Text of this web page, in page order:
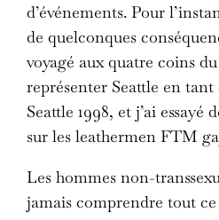
d’événements. Pour
de quelconques
voyagé aux quatre coins
représenter Seattle en
Seattle 1998, et j’ai essayé
sur les leathermen FTM
Les hommes non-
jamais comprendre tout